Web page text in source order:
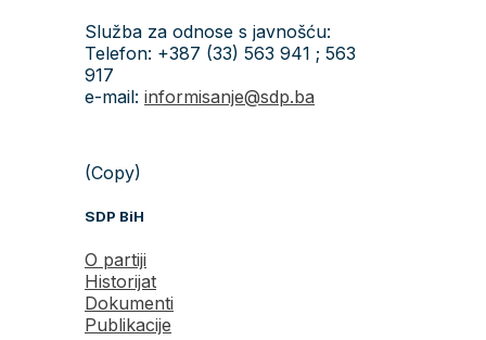
Služba za odnose s javnošću:
Telefon: +387 (33) 563 941 ; 563
917
e-mail: informisanje@sdp.ba
(Copy)
SDP BiH
O partiji
Historijat
Dokumenti
Publikacije